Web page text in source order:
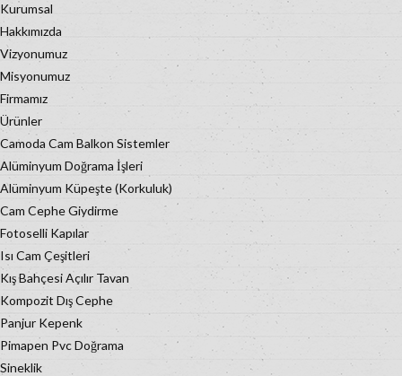
Kurumsal
Hakkımızda
Vizyonumuz
Misyonumuz
Firmamız
Ürünler
Camoda Cam Balkon Sistemler
Alüminyum Doğrama İşleri
Alüminyum Küpeşte (Korkuluk)
Cam Cephe Giydirme
Fotoselli Kapılar
Isı Cam Çeşitleri
Kış Bahçesi Açılır Tavan
Kompozit Dış Cephe
Panjur Kepenk
Pimapen Pvc Doğrama
Sineklik